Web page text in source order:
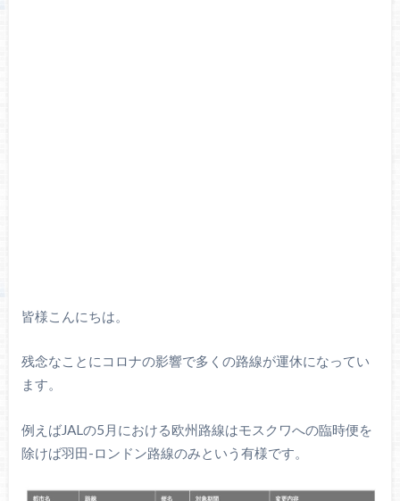
皆様こんにちは。
残念なことにコロナの影響で多くの路線が運休になってい
ます。
例えばJALの5月における欧州路線はモスクワへの臨時便を
除けば羽田-ロンドン路線のみという有様です。